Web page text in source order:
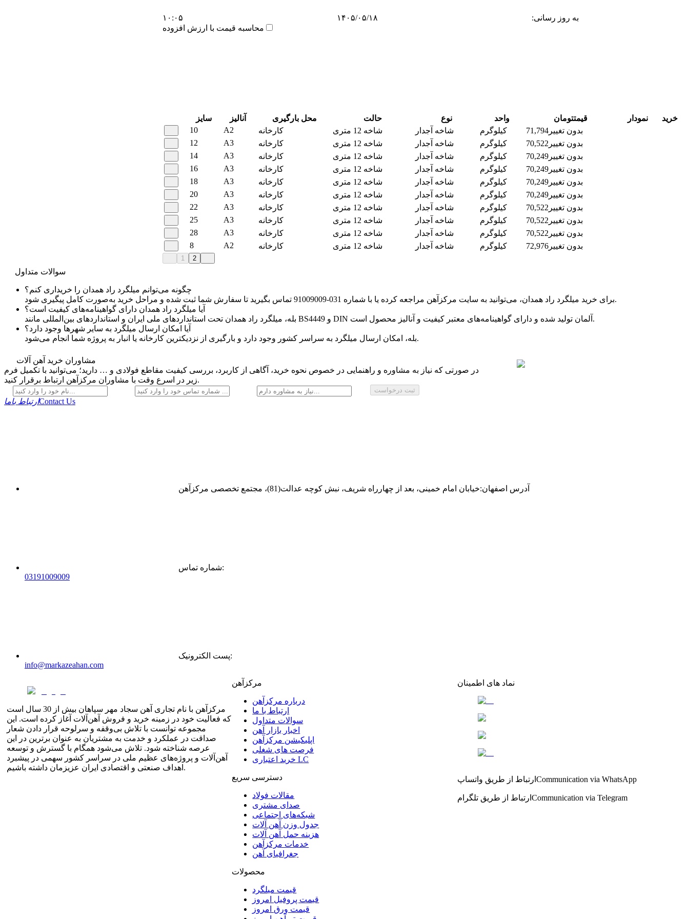
به روز رسانی: ۱۴۰۵/۰۵/۱۸
۱۰:۰۵
محاسبه قیمت با ارزش افزوده
سایز آنالیز محل بارگیری حالت نوع واحد قیمتتومان نمودار
خرید
10
A2 کارخانه شاخه 12 متری شاخه آجدار کیلوگرم بدون تغییر71,794
12
A3 کارخانه شاخه 12 متری شاخه آجدار کیلوگرم بدون تغییر 70,522
14
A3 کارخانه شاخه 12 متری شاخه آجدار کیلوگرم بدون تغییر70,249
16
A3 کارخانه شاخه 12 متری شاخه آجدار کیلوگرم بدون تغییر70,249
18
A3 کارخانه شاخه 12 متری شاخه آجدار کیلوگرم بدون تغییر70,249
20
A3 کارخانه شاخه 12 متری شاخه آجدار کیلوگرم بدون تغییر70,249
22
A3 کارخانه شاخه 12 متری شاخه آجدار کیلوگرم بدون تغییر 70,522
25
A3 کارخانه شاخه 12 متری شاخه آجدار کیلوگرم بدون تغییر 70,522
28
A3 کارخانه شاخه 12 متری شاخه آجدار کیلوگرم بدون تغییر 70,522
8
A2 کارخانه شاخه 12 متری شاخه آجدار کیلوگرم بدون تغییر72,976
1 2
سوالات متداول
چگونه می‌توانم میلگرد راد همدان را خریداری کنم؟
برای خرید میلگرد راد همدان، می‌توانید به سایت مرکزآهن مراجعه کرده یا با شماره 031-91009009 تماس بگیرید تا سفارش شما ثبت شده و مراحل خرید به‌صورت کامل پیگیری شود.
آیا میلگرد راد همدان دارای گواهینامه‌های کیفیت است؟
بله، میلگرد راد همدان تحت استانداردهای ملی ایران و استانداردهای بین‌المللی مانند BS4449 و DIN آلمان تولید شده و دارای گواهینامه‌های معتبر کیفیت و آنالیز محصول است.
آیا امکان ارسال میلگرد به سایر شهرها وجود دارد؟
بله، امکان ارسال میلگرد به سراسر کشور وجود دارد و بارگیری از نزدیکترین کارخانه یا انبار به پروژه شما انجام می‌شود.
مشاوران خرید آهن آلات
در صورتی که نیاز به مشاوره و راهنمایی در خصوص نحوه خرید، آگاهی از کاربرد، بررسی کیفیت مقاطع فولادی و … دارید؛ می‌توانید با تکمیل فرم
زیر در اسرع وقت با مشاوران مرکزآهن ارتباط برقرار کنید.
ثبت درخواست
ارتباط باماContact Us
آدرس اصفهان:خیابان امام خمینی، بعد از چهارراه شریف، نبش کوچه عدالت(81)، مجتمع تخصصی مرکزآهن
شماره تماس:
03191009009
پست الکترونیک:
info@markazeahan.com
مرکزآهن با نام تجاری آهن سجاد مهر سپاهان بیش از 30 سال است
که فعالیت خود در زمینه خرید و فروش آهن‌آلات آغاز کرده است. این
مجموعه توانست با تلاش بی‌وقفه و سرلوحه قرار دادن شعار
صداقت در عملکرد و خدمت به مشتریان به عنوان برترین در این
عرصه شناخته شود. تلاش می‌شود همگام با گسترش و توسعه
آهن‌آلات و پروژه‌های عظیم ملی در سراسر کشور سهمی در پیشبرد
اهداف صنعتی و اقتصادی ایران عزیزمان داشته باشیم.
مرکزآهن
درباره مرکزآهن
ارتباط با ما
سوالات متداول
اخبار بازار آهن
اپلیکیشن مرکزآهن
فرصت های شغلی
خرید اعتباری LC
دسترسی سریع
مقالات فولاد
صدای مشتری
شبکه‌های اجتماعی
جدول وزن آهن آلات
هزینه حمل آهن آلات
خدمات مرکزآهن
جغرافیای آهن
محصولات
قیمت میلگرد
قیمت پروفیل امروز
قیمت ورق امروز
نماد های اطمینان
ارتباط از طریق واتساپ Communication via WhatsApp
ارتباط از طریق تلگرام Communication via Telegram